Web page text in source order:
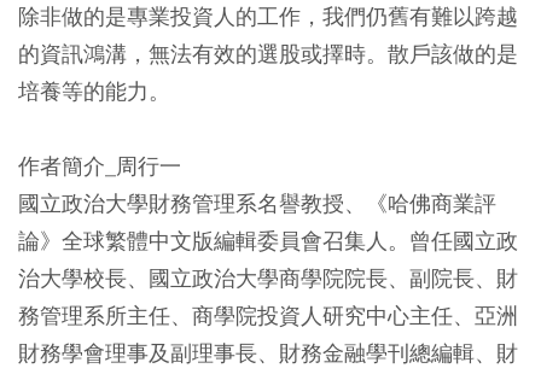
除非做的是專業投資人的工作，我們仍舊有難以跨越
的資訊鴻溝，無法有效的選股或擇時。散戶該做的是
培養等的能力。
作者簡介_周行一
國立政治大學財務管理系名譽教授、《哈佛商業評
論》全球繁體中文版編輯委員會召集人。曾任國立政
治大學校長、國立政治大學商學院院長、副院長、財
務管理系所主任、商學院投資人研究中心主任、亞洲
財務學會理事及副理事長、財務金融學刊總編輯、財